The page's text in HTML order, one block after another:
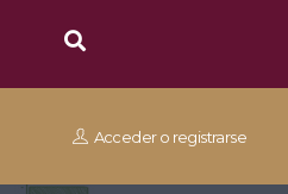
Acceder o registrarse